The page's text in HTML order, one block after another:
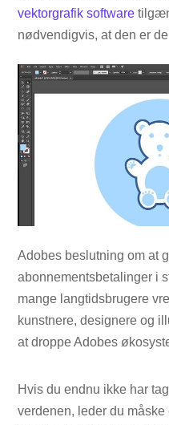
vektorgrafik software
nødvendigvis, at den er
Adobes beslutning om at
abonnementsbetalinger i
mange langtidsbrugere
kunstnere, designere og
at droppe Adobes
Hvis du endnu ikke har
verdenen, leder du